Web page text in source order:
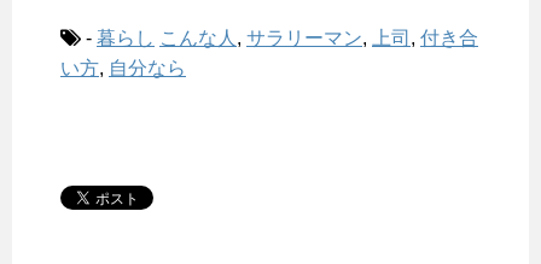
- 暮らし こんな人 , サラリーマン, 上司 , 付き合
い方, 自分なら